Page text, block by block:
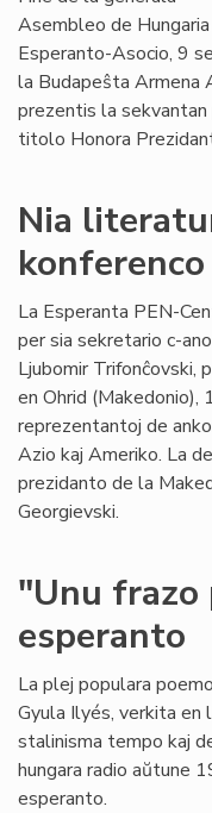
Asembleo de Hungaria
Esperanto-Asocio, 9
la Budapeŝta Armena
prezentis la sekvantan
titolo Honora
Nia
konferenco
La Esperanta PEN-
per sia sekretario c-ano
Ljubomir Trifonĉovski,
en Ohrid
reprezentantoj de
Azio kaj Ameriko. La
prezidanto de la
Georgievski.
"Unu frazo
esperanto
La plej populara
Gyula Ilyés, verkita en
stalinisma tempo kaj
hungara radio aŭtune
esperanto.